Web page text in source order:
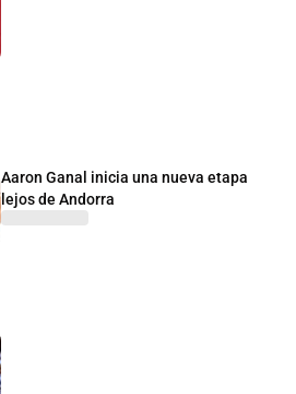
Aaron Ganal inicia una nueva etapa
lejos de Andorra